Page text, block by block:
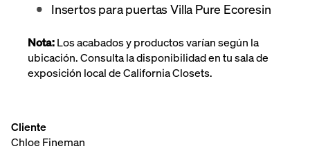
Insertos para puertas Villa Pure Ecoresin
Nota:Los acabadosy productos varían según la
ubicación. Consulta la disponibilidad en tu sala de
exposición local de California Closets.
Cliente
Chloe Fineman